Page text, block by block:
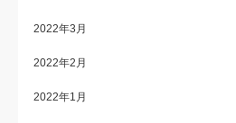
2022年3月
2022年2月
2022年1月